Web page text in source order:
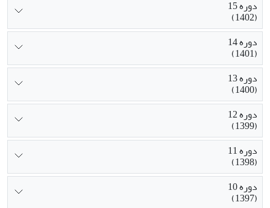
دوره 15
(1402)
دوره 14
(1401)
دوره 13
(1400)
دوره 12
(1399)
دوره 11
(1398)
دوره 10
(1397)